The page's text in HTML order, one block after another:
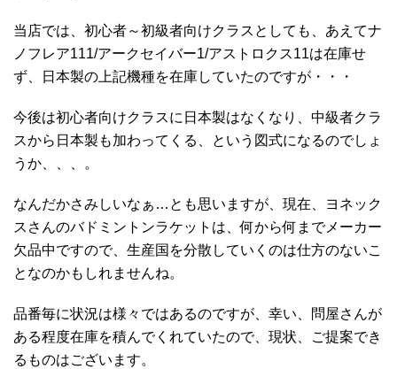
当店では、初心者～初級者向けクラスとしても、あえてナ
ノフレア111/アークセイバー1/アストロクス11は在庫せ
ず、日本製の上記機種を在庫していたのですが・・・
今後は初心者向けクラスに日本製はなくなり、中級者クラ
スから日本製も加わってくる、という図式になるのでしょ
うか、、、。
なんだかさみしいなぁ…とも思いますが、現在、ヨネック
スさんのバドミントンラケットは、何から何までメーカー
欠品中ですので、生産国を分散していくのは仕方のないこ
となのかもしれませんね。
品番毎に状況は様々ではあるのですが、幸い、問屋さんが
ある程度在庫を積んでくれていたので、現状、ご提案でき
るものはございます。